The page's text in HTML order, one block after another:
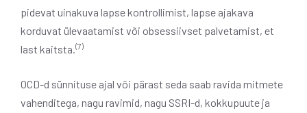
pidevat uinakuva lapse kontrollimist, lapse ajakava
korduvat ülevaatamist või obsessiivset palvetamist, et
last kaitsta. (7)
OCD-d sünnituse ajal või pärast seda saab ravida mitmete
vahenditega, nagu ravimid, nagu SSRI-d, kokkupuute ja